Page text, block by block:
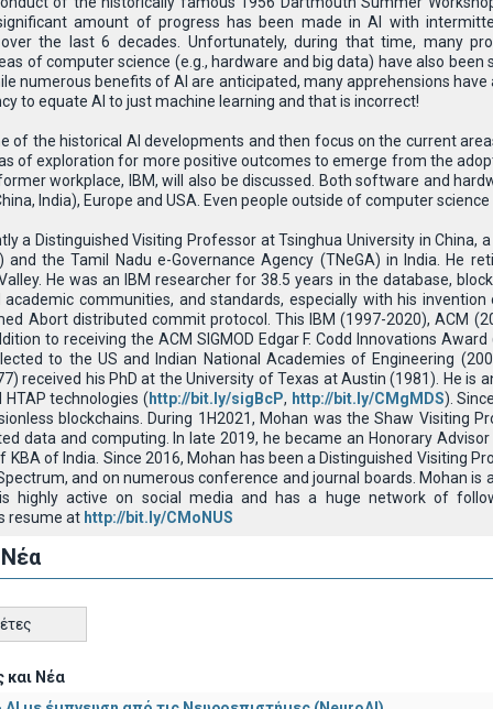
amount of progress has been made in AI with
the last 6 decades. Unfortunately, during that time, many
of computer science (e.g., hardware and big data) have also
numerous benefits of AI are anticipated, many apprehensions
to equate AI to just machine learning and that is incorrect!
of the historical AI developments and then focus on the current
of exploration for more positive outcomes to emerge from the
workplace, IBM, will also be discussed. Both software and
India), Europe and USA. Even people outside of computer
a Distinguished Visiting Professor at Tsinghua University in
and the Tamil Nadu e-Governance Agency (TNeGA) in India. He
He was an IBM researcher for 38.5 years in the database,
communities, and standards, especially with his
Abort distributed commit protocol. This IBM (1997-2020), ACM
to receiving the ACM SIGMOD Edgar F. Codd Innovations
to the US and Indian National Academies of Engineering
received his PhD at the University of Texas at Austin (1981). He
HTAP technologies ( http://bit.ly/sigBcP, http://bit.ly/CMgMDS).
blockchains. During 1H2021, Mohan was the Shaw Visiting
data and computing. In late 2019, he became an Honorary
of India. Since 2016, Mohan has been a Distinguished Visiting
and on numerous conference and journal boards. Mohan
highly active on social media and has a huge network of
resume at http://bit.ly/CMoNUS
και Νέα